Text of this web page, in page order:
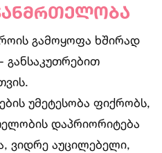
გამოყოფა ხშირად
განსაკუთრებით
უმეტესობა ფიქრობს,
დაპრიორიტება
ვიდრე აუცილებელი,